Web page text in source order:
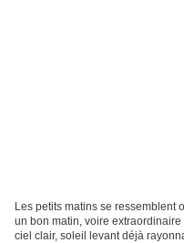
Les petits matins se ressemblent
un bon matin, voire
ciel clair, soleil levant déjà